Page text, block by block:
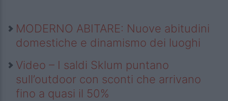
MODERNO ABITARE: Nuove abitudini
domestiche e dinamismo dei luoghi
Video – I saldi Sklum puntano
sull’outdoor con sconti che arrivano
fino a quasi il 50%